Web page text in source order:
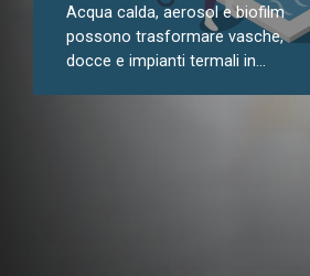
proliferazione del
batterio?
Acqua calda, aerosol e biofilm
possono trasformare vasche,
docce e impianti termali in